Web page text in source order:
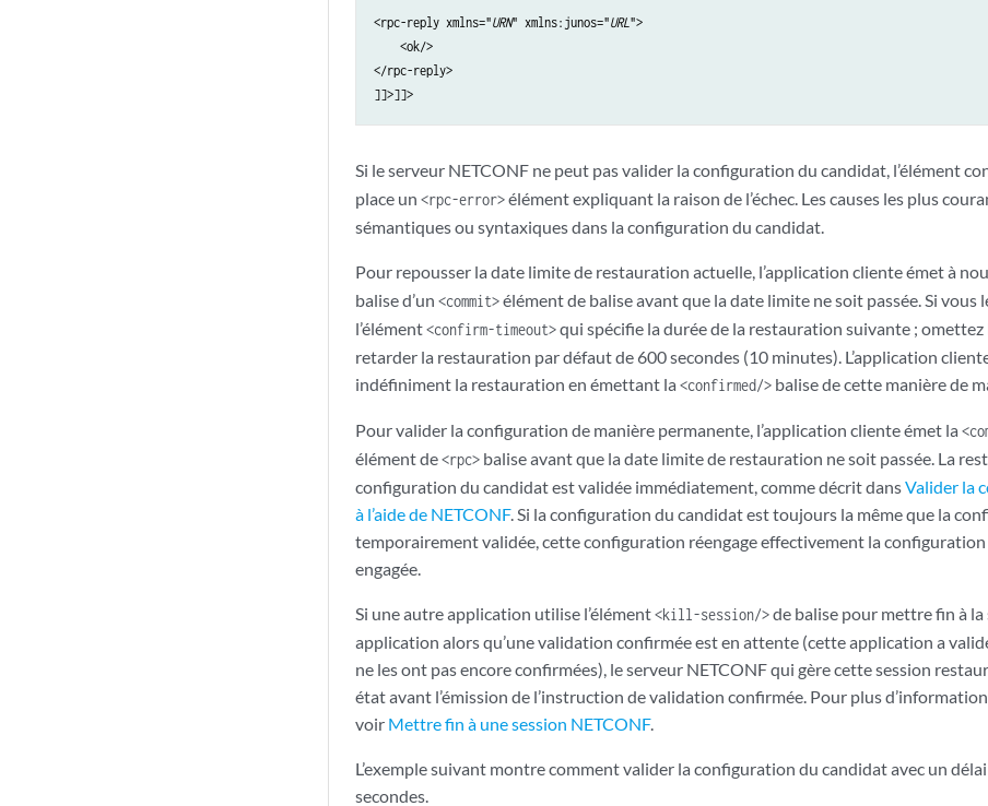
<rpc-reply xmlns="URN" xmlns:junos="URL">
<ok/>
</rpc-reply>
Si le serveur NETCONF ne peut pas valider la configuration du candidat, l’élément
place un <rpc-error>élément expliquant la raison de l’échec. Les causes les plus
sémantiques ou syntaxiques dans la configuration du candidat.
Pour repousser la date limite de restauration actuelle, l’application cliente émet à
balise d’un <commit>élément de balise avant que la date limite ne soit passée. Si vous
l’élément<confirm-timeout>qui spécifie la durée de la restauration suivante ; omettez
retarder la restauration par défaut de 600 secondes (10 minutes). L’application
indéfiniment la restauration en émettant la <confirmed/> balise de cette manière de
Pour valider la configuration de manière permanente, l’application cliente émet la
élément de<rpc> balise avant que la date limite de restauration ne soit passée. La
configuration du candidat est validée immédiatement, comme décrit dansValider la
à l’aide de NETCONF. Si la configuration du candidat est toujours la même que la
temporairement validée, cette configuration réengage effectivement la
engagée.
Si une autre application utilise l’élément<kill-session/>de balise pour mettre fin à la
application alors qu’une validation confirmée est en attente (cette application a
ne les ont pas encore confirmées), le serveur NETCONF qui gère cette session
état avant l’émission de l’instruction de validation confirmée. Pour plus
voir Mettre fin à une session NETCONF.
L’exemple suivant montre comment valider la configuration du candidat avec un
secondes.